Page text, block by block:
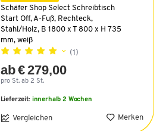
Schäfer Shop Select Schreibtisch
Start Off, A-Fuß, Rechteck,
Stahl/Holz, B 1800 x T 800 x H 735
mm, weiß
(1)
ab € 279,00
pro St. ab 2 St.
Lieferzeit: innerhalb 2 Wochen
Vergleichen Merken